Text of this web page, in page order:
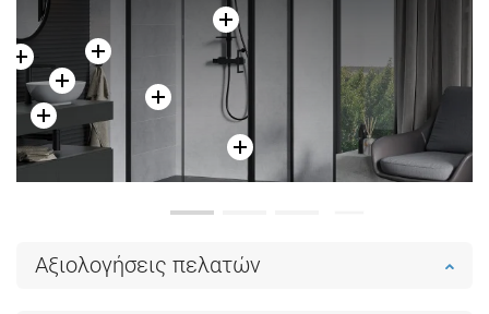
Αξιολογήσεις πελατών